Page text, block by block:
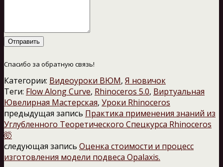
Отправить
Спасибо за обратную связь!
Категории: Видеоуроки ВЮМ, Я новичок
Теги: Flow Along Curve, Rhinoceros 5.0, Виртуальная
Ювелирная Мастерская, Уроки Rhinoceros
предыдущая запись Практика применения знаний из
Углубленного Теоретического Спецкурса Rhinoceros
🤯
следующая запись Оценка стоимости и процесс
изготовления модели подвеса Opalaxis.